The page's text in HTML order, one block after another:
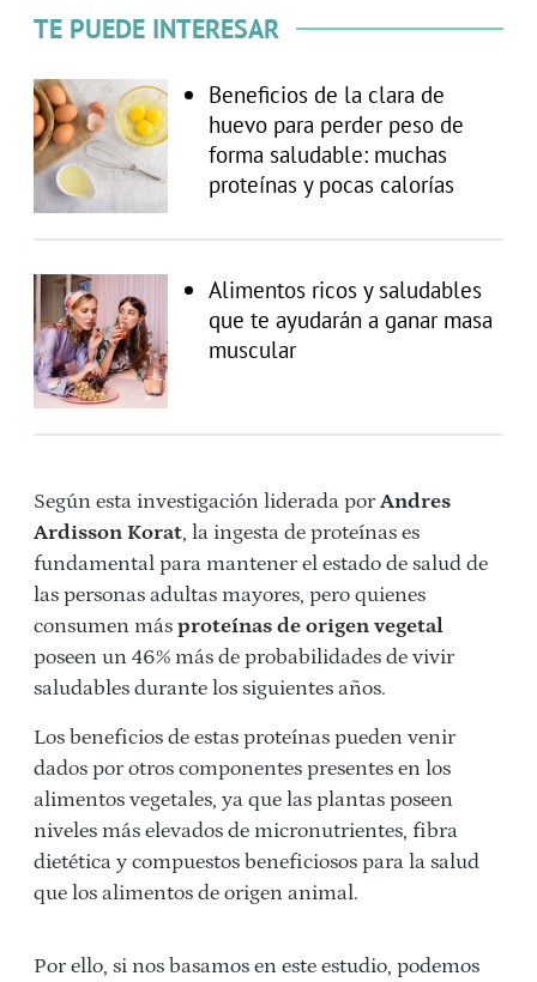
TE PUEDE INTERESAR
Beneficios de la clara de
huevo para perder peso de
forma saludable: muchas
proteínas y pocas calorías
Alimentos ricos y saludables
que te ayudarán a ganar masa
muscular
Según esta investigación liderada porAndres
Ardisson Korat, la ingesta de proteínas es
fundamental para mantener el estado de salud de
las personas adultas mayores, pero quienes
consumen más proteínas de origen vegetal
poseen un 46% más de probabilidades de vivir
saludables durante los siguientes años.
Los beneficios de estas proteínas pueden venir
dados por otros componentes presentes en los
alimentos vegetales, ya que las plantas poseen
niveles más elevados de micronutrientes, fibra
dietética y compuestos beneficiosos para la salud
que los alimentos de origen animal.
Por ello, si nos basamos en este estudio, podemos